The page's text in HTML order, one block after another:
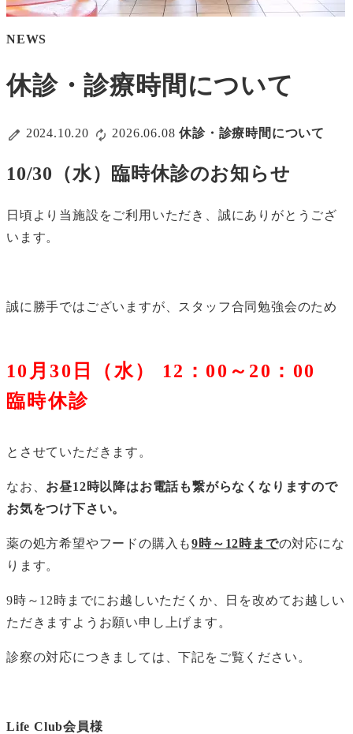
NEWS
休診・診療時間について
2024.10.20 2026.06.08休診・診療時間について
10/30（水）臨時休診のお知らせ
日頃より当施設をご利用いただき、誠にありがとうござ
います。
誠に勝手ではございますが、スタッフ合同勉強会のため
10月30日（水） 12：00～20：00
臨時休診
とさせていただきます。
なお、 お昼12時以降はお電話も繋がらなくなりますので
お気をつけ下さい。
薬の処方希望やフードの購入も9時～ 12時までの対応にな
ります。
9時～12時までにお越しいただくか、日を改めてお越しい
ただきますようお願い申し上げます。
診察の対応につきましては、下記をご覧ください。
Life Club会員様